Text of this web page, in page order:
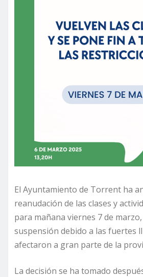
El Ayuntamiento de Torrent ha
reanudación de las clases y
para mañana viernes 7 de
suspensión debido a las fuertes
afectaron a gran parte de la
La decisión se ha tomado